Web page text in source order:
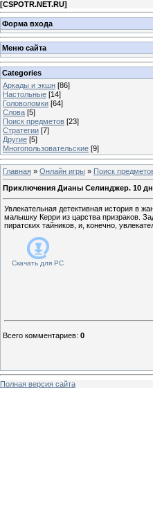
[CSPOTR.NET.RU]
Форма входа
Меню сайта
Categories
Аркады и экшн [86]
Настольные [14]
Головоломки [64]
Слова [5]
Поиск предметов [23]
Стратегии [7]
Другие [5]
Многопользовательские [9]
Главная » Онлайн игры » Поиск
Приключения Дианы Селинджер. 10
Увлекательная детективная история в
малышку Керри из царства призраков.
пиратских тайников, и, конечно,
Скачать для PC
Всего комментариев: 0
Полная версия сайта